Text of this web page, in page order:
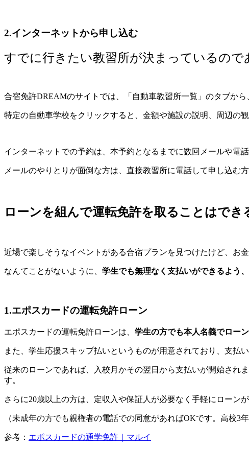
2.インターネットから申し込む
すでに行きたい教習所が決まっているの
合宿免許DREAMのサイトでは、「自動車教習所一覧」のタブか
特定の自動車学校をクリックすると、金額や施設の説明、周辺の
インターネットでの予約は、本予約となるまでに数回メールや電
メールのやりとりが面倒な方は、直接教習所に電話して申し込む
ローンを組んで運転免許を取ることはでき
近場で楽しそうなイベントがある合宿プランを見つけたけど、お
なんてことがないように、 学生でも無理なく支払いができるよう
1.エポスカードの運転免許ローン
エポスカードの運転免許ローンは、 学生の方でも本人名義でロー
また、学生応援スキップ払いというものが用意されており、支払
従来のローンであれば、入校月かその翌日から支払いが開始され
す。
さらに20歳以上の方は、定収入や保証人が必要なく手軽にローン
（未成年の方でも親権者の電話での同意があればOKです。高校3
参考： エポスカードの通学免許｜マルイ